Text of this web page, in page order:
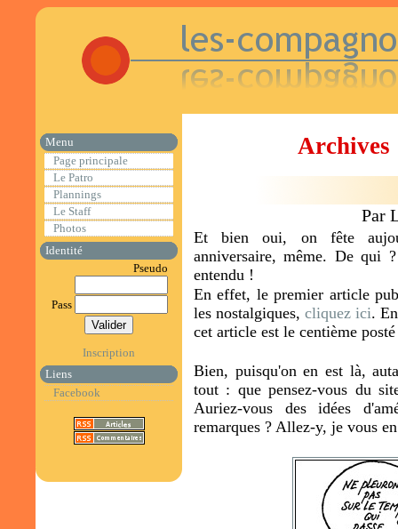
Menu
Page principale
Le Patro
Plannings
Le Staff
Photos
Identité
Pseudo
Pass
Inscription
Liens
Facebook
Archives
Par
Et bien oui, on fête
anniversaire, même. De qui
entendu !
En effet, le premier article
les nostalgiques,cliquez ici.
cet article est le centième
Bien, puisqu'on en est là,
tout : que pensez-vous du
Auriez-vous des idées
remarques ? Allez-y, je vous